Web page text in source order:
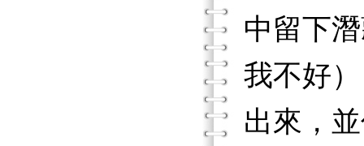
中留下
我不好
出來，